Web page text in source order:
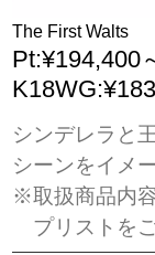
The First Walts
Pt:¥194,400
シンデレラと
シーンをイメ
※取扱商品内
プリストを